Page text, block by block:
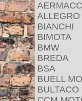
ALLEGRO
BIANCHI
BIMOTA
BMW
BREDA
BSA
BUELL
BULTACO